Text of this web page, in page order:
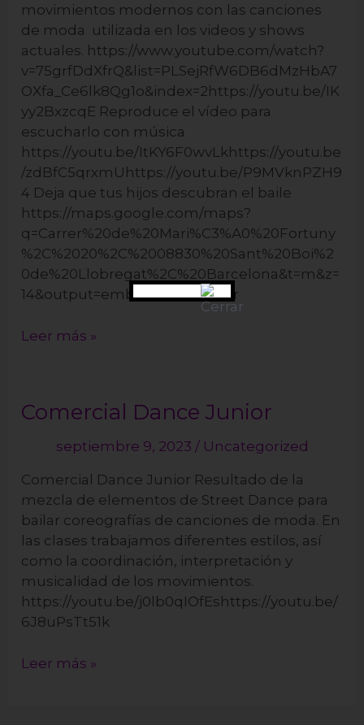
movimientos modernos con las canciones
de moda utilizada en los videos y shows
actuales. https://www.youtube.com/watch?
v=75grfDdXfrQ&list=PLSejRfW6DB6dMzHbA7
OXfa_Ce6lk8Qg1o&index=2https://youtu.be/IK
yy2BxzcqE Reproduce el vídeo para
escucharlo con música
https://youtu.be/ItKY6F0wvLkhttps://youtu.be
/zdBfC5qrxmUhttps://youtu.be/P9MVknPZH9
4 Deja que tus hijos descubran el baile
https://maps.google.com/maps?
q=Carrer%20de%20Mari%C3%A0%20Fortuny
%2C%2020%2C%2008830%20Sant%20Boi%2
0de%20Llobregat%2C%20Barcelona&t=m&z=
14&output=embed&iwloc=near
Leer más »
Comercial Dance Junior
septiembre 9, 2023 / Uncategorized
Comercial Dance Junior Resultado de la
mezcla de elementos de Street Dance para
bailar coreografías de canciones de moda. En
las clases trabajamos diferentes estilos, así
como la coordinación, interpretación y
musicalidad de los movimientos.
https://youtu.be/j0lb0qIOfEshttps://youtu.be/
6J8uPsTt51k
Comercial
Junior
Leer más »